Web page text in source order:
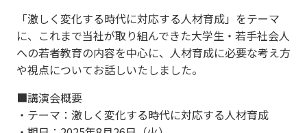
「激しく変化する時代に対応する人材育成」をテーマ
に、これまで当社が取り組んできた大学生・若手社会人
への若者教育の内容を中心に、人材育成に必要な考え方
や視点についてお話しいたしました。
■講演会概要
・テーマ：激しく変化する時代に対応する人材育成